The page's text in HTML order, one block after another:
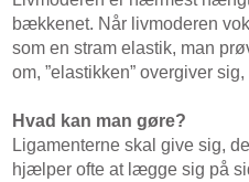
bækkenet. Når livmoderen
som en stram elastik, man
om, ”elastikken” overgiver
Hvad kan man gøre?
Ligamenterne skal give sig,
hjælper ofte at lægge sig på